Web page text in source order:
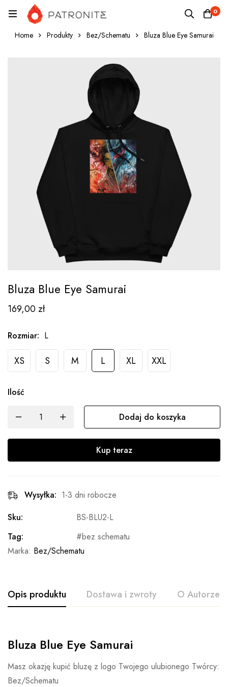
0
Home Produkty Bez/Schematu Bluza Blue Eye Samurai
Bluza Blue Eye Samurai
169,00zł
Rozmiar: L
XS S M L XL XXL
Ilość
Dodaj do koszyka
Kup teraz
Wysyłka: 1-3 dni robocze
Sku:
BS-BLU2-L
Tag:
bez schematu
Marka: Bez/Schematu
Opis produktu Dostawa i zwroty O Autorze
Bluza Blue Eye Samurai
Masz okazję kupić bluzę z logo Twojego ulubionego Twórcy:
Bez/Schematu